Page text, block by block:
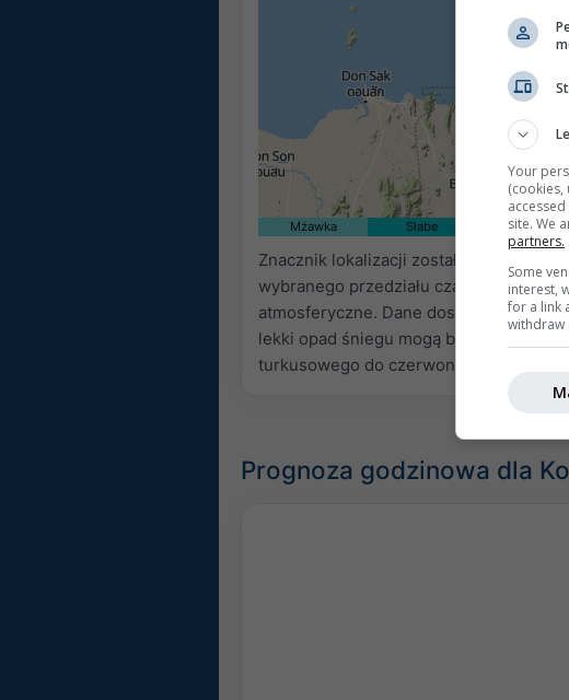
22:10 22:25 22:40 22:55
Mżawka Słabe
Znacznik lokalizacji został
wybranego przedziału czasowego oraz
atmosferyczne. Dane dostarczone
lekki opad śniegu mogą być
turkusowego do czerwonego.
Prognoza godzinowa dla
Your
(cookies,
site. We
partners.
Some
interest,
for a link
withdraw